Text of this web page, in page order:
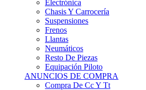
Electrónica
Chasis Y Carrocería
Suspensiones
Frenos
Llantas
Neumáticos
Resto De Piezas
Equipación Piloto
ANUNCIOS DE COMPRA
Compra De Cc Y Tt